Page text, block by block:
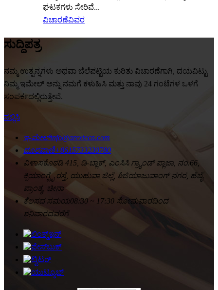
ಘಟಕಗಳು ಸೇರಿವೆ...
ವಿಚಾರಣೆವಿವರ
ಸುದ್ದಿಪತ್ರ
ನಮ್ಮ ಉತ್ಪನ್ನಗಳು ಅಥವಾ ಬೆಲೆಪಟ್ಟಿಯ ಕುರಿತು ವಿಚಾರಣೆಗಾಗಿ, ದಯವಿಟ್ಟು
ನಿಮ್ಮ ಇಮೇಲ್ ಅನ್ನು ನಮಗೆ ಕಳುಹಿಸಿ ಮತ್ತು ನಾವು 24 ಗಂಟೆಗಳ ಒಳಗೆ
ಸಂಪರ್ಕದಲ್ಲಿರುತ್ತೇವೆ.
ಸಲ್ಲಿಸಿ
ಇ-ಮೇಲ್info@arextecn.com
ದೂರವಾಣಿ+8615733230780
ವಿಳಾಸಕೊಠಡಿ 415, ಡಿ-ಬ್ಲಾಕ್, ಎಂಸಿಸಿ ಗ್ರ್ಯಾಂಡ್ ಪ್ಲಾಜಾ, ನಂ.66,
ಕ್ಸಿಯಾಂಗ್ಟೈ ರಸ್ತೆ, ಯುಹುವಾ ಜಿಲ್ಲೆ, ಶಿಜಿಯಾಜುವಾಂಗ್ ನಗರ, ಹೆಬೈ
ಪ್ರಾಂತ್ಯ, ಚೀನಾ
ಕೆಲಸದ ಸಮಯ08:30 ~ 17:30 ಸೋಮವಾರದಿಂದ
ಶನಿವಾರದವರೆಗೆ